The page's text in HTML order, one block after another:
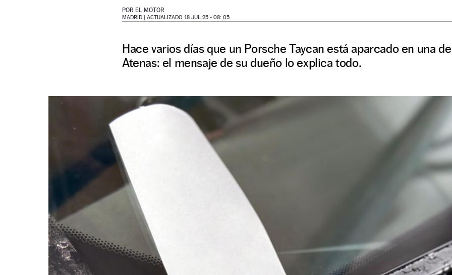
POR EL MOTOR
MADRID | ACTUALIZADO 18 JUL 25 - 08: 05
Hace varios días que un Porsche Taycan está aparcado en una
Atenas: el mensaje de su dueño lo explica todo.